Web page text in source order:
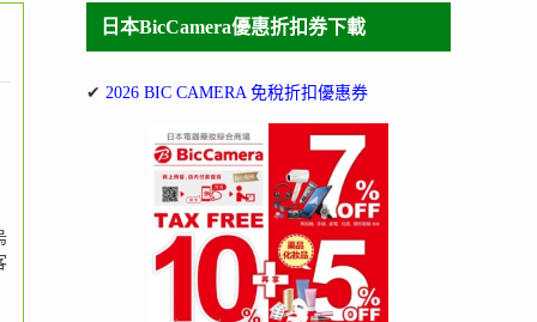
日本BicCamera優惠折扣券下載
✔ 2026 BIC CAMERA 免稅折扣優惠券